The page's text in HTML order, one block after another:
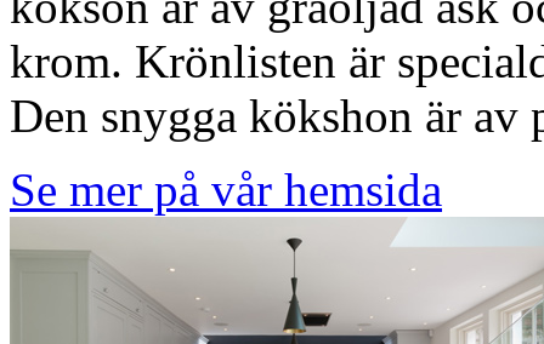
krom. Krönlisten är
Den snygga kökshon är av
Se mer på vår hemsida